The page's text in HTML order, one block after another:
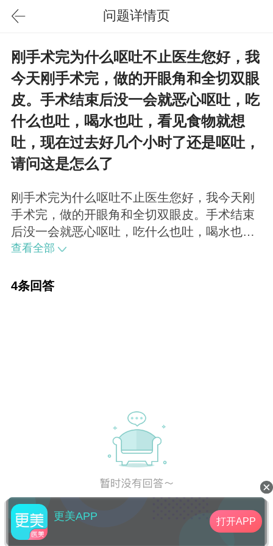
问题详情页
刚手术完为什么呕吐不止医生您好，我
今天刚手术完，做的开眼角和全切双眼
皮。手术结束后没一会就恶心呕吐，吃
什么也吐，喝水也吐，看见食物就想
吐，现在过去好几个小时了还是呕吐，
请问这是怎么了
刚手术完为什么呕吐不止医生您好，我今天刚
手术完，做的开眼角和全切双眼皮。手术结束
后没一会就恶心呕吐，吃什么也吐，喝水也
吐，看见食物就想吐，现在过去好几个小时了
查看全部
4条回答
更美APP 打开APP